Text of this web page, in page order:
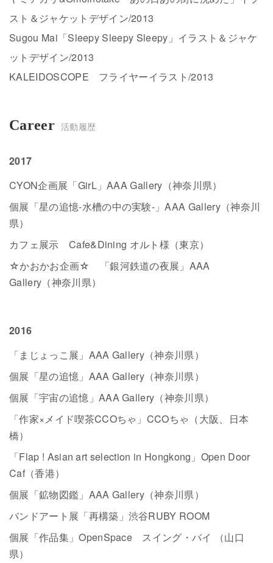
スト＆ジャケットデザイン/2013
Sugou Mai「Sleepy Sleepy Sleepy」イラスト＆ジャケ
ットデザイン/2013
KALEIDOSCOPE フライヤーイラスト/2013
Career 活動履歴
2017
CYON企画展「GirL」AAA Gallery（神奈川県）
個展「星の追憶-水槽の中の実験-」AAA Gallery（神奈川
県）
カフェ展示 Cafe&Dining オルト様（東京）
☆かおかお企画☆ 「銀河鉄道の夜展」AAA
Gallery（神奈川県）
2016
「まじょっこ展」AAA Gallery（神奈川県）
個展「星の追憶」AAA Gallery（神奈川県）
個展「宇宙の追憶」AAA Gallery（神奈川県）
「作家×メイド喫茶CCOちゃ」CCOちゃ（大阪、日本
橋）
「Flap ! Asian art selection in Hongkong」Open Door
Caf（香港）
個展「鉱物図鑑」AAA Gallery（神奈川県）
バンドアート展「再構築」渋谷RUBY ROOM
個展「作品集」OpenSpace スイング・バイ （山口
県）